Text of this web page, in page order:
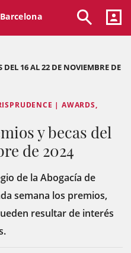
DEL 16 AL 22 DE NOVIEMBRE DE
| AWARDS,
y becas del
de 2024
de la Abogacía de
semana los premios,
resultar de interés